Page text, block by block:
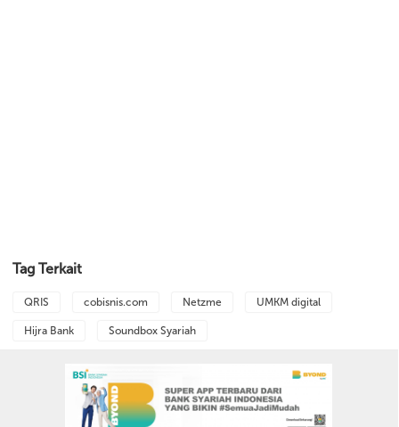
Tag Terkait
QRIS cobisnis.com Netzme UMKM digital
Hijra Bank Soundbox Syariah